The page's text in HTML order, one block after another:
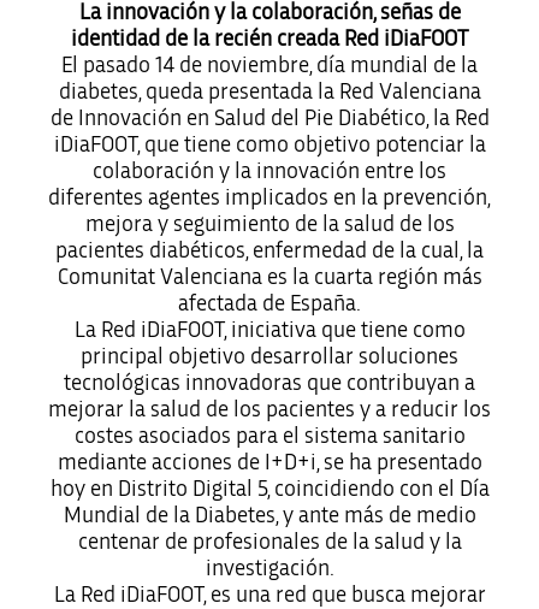
La innovación y la colaboración, señas de
identidad de la recién creada Red iDiaFOOT
El pasado 14 de noviembre, día mundial de la
diabetes, queda presentada la Red Valenciana
de Innovación en Salud del Pie Diabético, la Red
iDiaFOOT, que tiene como objetivo potenciar la
colaboración y la innovación entre los
diferentes agentes implicados en la prevención,
mejora y seguimiento de la salud de los
pacientes diabéticos, enfermedad de la cual, la
Comunitat Valenciana es la cuarta región más
afectada de España.
La Red iDiaFOOT, iniciativa que tiene como
principal objetivo desarrollar soluciones
tecnológicas innovadoras que contribuyan a
mejorar la salud de los pacientes y a reducir los
costes asociados para el sistema sanitario
mediante acciones de I+D+i, se ha presentado
hoy en Distrito Digital 5, coincidiendo con el Día
Mundial de la Diabetes, y ante más de medio
centenar de profesionales de la salud y la
investigación.
La Red iDiaFOOT, es una red que busca mejorar